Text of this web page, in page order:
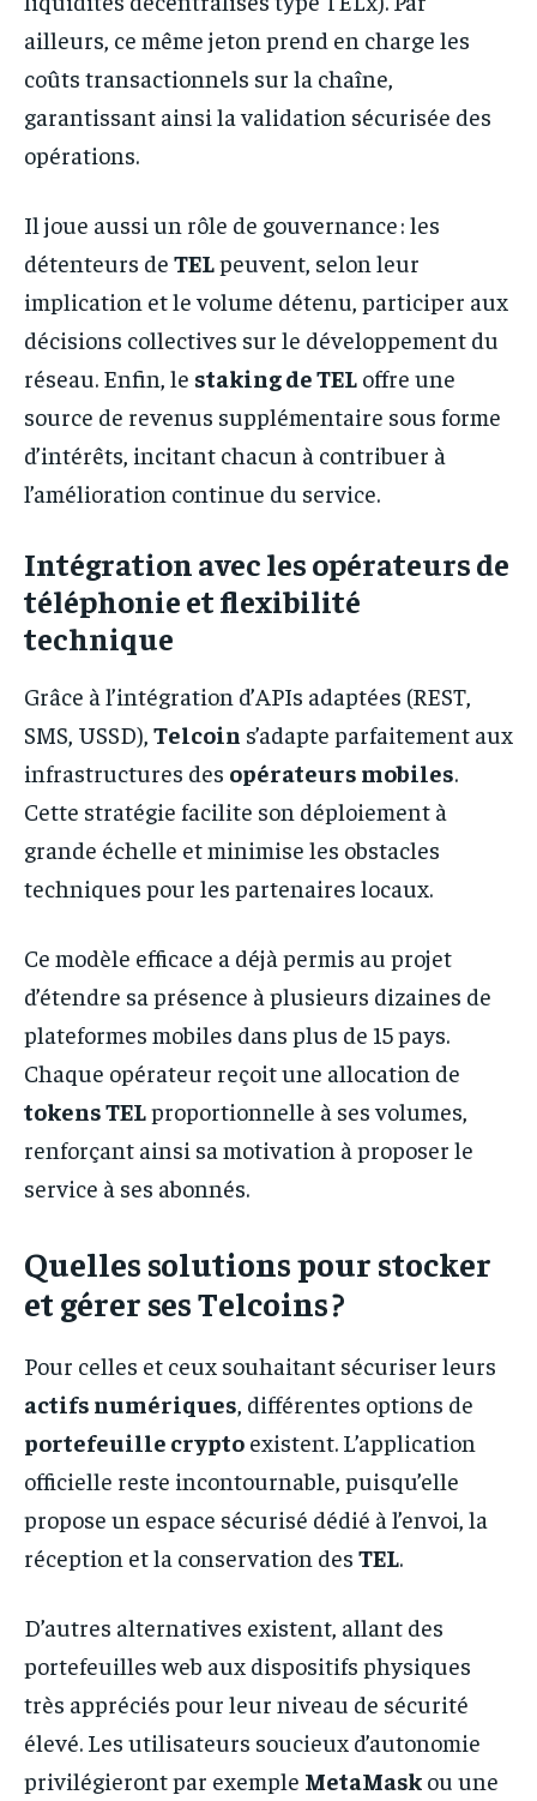
ailleurs, ce même jeton prend en charge les
coûts transactionnels sur la chaîne,
garantissant ainsi la validation sécurisée des
opérations.
Il joue aussi un rôle de gouvernance : les
détenteurs de TELpeuvent, selon leur
implication et le volume détenu, participer aux
décisions collectives sur le développement du
réseau. Enfin, le staking de TEL offre une
source de revenus supplémentaire sous forme
d’intérêts, incitant chacun à contribuer à
l’amélioration continue du service.
Intégration avec les opérateurs de
téléphonie et flexibilité
technique
Grâce à l’intégration d’APIs adaptées (REST,
SMS, USSD), Telcoin s’adapte parfaitement aux
infrastructures des opérateurs mobiles.
Cette stratégie facilite son déploiement à
grande échelle et minimise les obstacles
techniques pour les partenaires locaux.
Ce modèle efficace a déjà permis au projet
d’étendre sa présence à plusieurs dizaines de
plateformes mobiles dans plus de 15 pays.
Chaque opérateur reçoit une allocation de
tokens TELproportionnelle à ses volumes,
renforçant ainsi sa motivation à proposer le
service à ses abonnés.
Quelles solutions pour stocker
et gérer ses Telcoins ?
Pour celles et ceux souhaitant sécuriser leurs
actifs numériques , différentes options de
portefeuille crypto existent. L’application
officielle reste incontournable, puisqu’elle
propose un espace sécurisé dédié à l’envoi, la
réception et la conservation des TEL.
D’autres alternatives existent, allant des
portefeuilles web aux dispositifs physiques
très appréciés pour leur niveau de sécurité
élevé. Les utilisateurs soucieux d’autonomie
privilégieront par exemple MetaMask ou une